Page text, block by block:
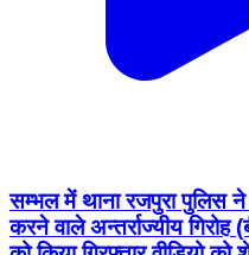
सम्भल में थाना रजपुरा पुलिस ने
करने वाले अन्तर्राज्यीय